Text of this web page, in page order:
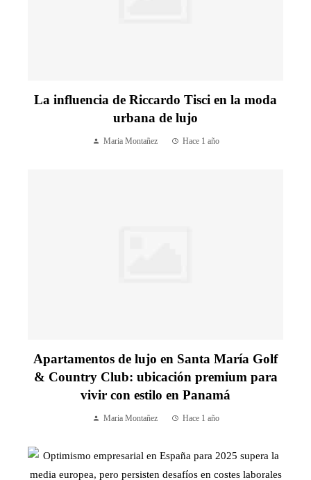
La influencia de Riccardo Tisci en la moda
urbana de lujo
Maria Montañez Hace 1 año
Apartamentos de lujo en Santa María Golf
& Country Club: ubicación premium para
vivir con estilo en Panamá
Maria Montañez Hace 1 año